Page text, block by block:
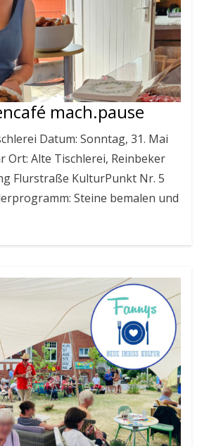
mach.pause
Datum: Sonntag, 31. Mai
Ort: Alte Tischlerei, Reinbeker
Flurstraße KulturPunkt Nr. 5
Steine bemalen und